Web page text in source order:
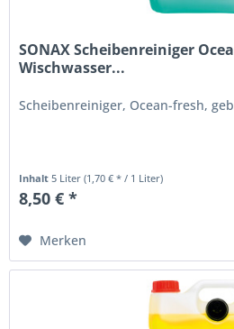
SONAX Scheibenreiniger
Wischwasser...
Scheibenreiniger, Ocean-fresh,
Inhalt5 Liter(1,70 € * / 1 Liter)
8,50 € *
Merken